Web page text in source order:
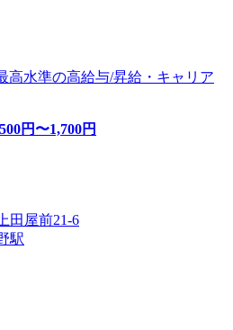
高水準の高給与/昇給・キャリア
円〜1,700円
田屋前21-6
駅